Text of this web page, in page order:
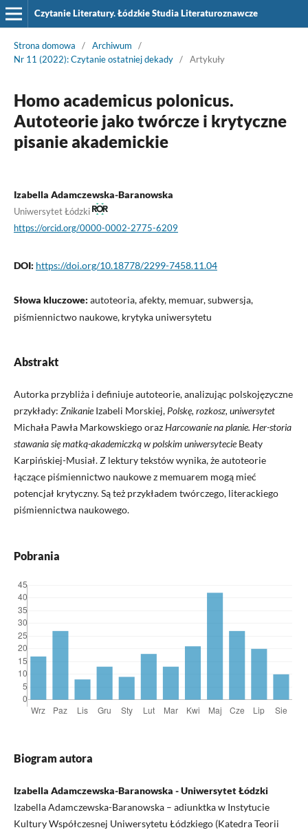
Czytanie Literatury. Łódzkie Studia Literaturoznawcze
Strona domowa / Archiwum
/
Nr 11 (2022): Czytanie ostatniej dekady / Artykuły
Homo academicus polonicus.
Autoteorie jako twórcze i krytyczne
pisanie akademickie
Izabella Adamczewska-Baranowska
Uniwersytet Łódzki
https://orcid.org/0000-0002-2775-6209
DOI: https://doi.org/10.18778/2299-7458.11.04
Słowa kluczowe: autoteoria, afekty, memuar, subwersja,
piśmiennictwo naukowe, krytyka uniwersytetu
Abstrakt
Autorka przybliża i definiuje autoteorie, analizując polskojęzyczne
przykłady: ZnikanieIzabeli Morskiej, Polskę, rozkosz, uniwersytet
Michała Pawła Markowskiego orazHarcowanie na planie. Her-storia
stawania się matką-akademiczką w polskim uniwersytecieBeaty
Karpińskiej-Musiał. Z lektury tekstów wynika, że autoteorie
łączące piśmiennictwo naukowe z memuarem mogą mieć
potencjał krytyczny. Są też przykładem twórczego, literackiego
piśmiennictwa naukowego.
Pobrania
Biogram autora
Izabella Adamczewska-Baranowska - Uniwersytet Łódzki
Izabella Adamczewska-Baranowska – adiunktka w Instytucie
Kultury Współczesnej Uniwersytetu Łódzkiego (Katedra Teorii